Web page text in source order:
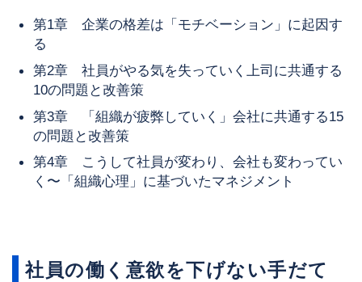
第1章 企業の格差は「モチベーション」に起因す
る
第2章 社員がやる気を失っていく上司に共通する
10の問題と改善策
第3章 「組織が疲弊していく」会社に共通する15
の問題と改善策
第4章 こうして社員が変わり、会社も変わってい
く〜「組織心理」に基づいたマネジメント
社員の働く意欲を下げない手だて